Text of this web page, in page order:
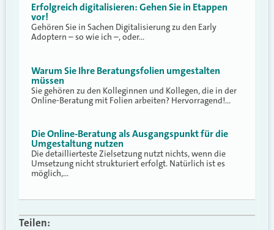
Erfolgreich digitalisieren: Gehen Sie in Etappen
vor!
Gehören Sie in Sachen Digitalisierung zu den Early
Adoptern – so wie ich –, oder…
Warum Sie Ihre Beratungsfolien umgestalten
müssen
Sie gehören zu den Kolleginnen und Kollegen, die in der
Online-Beratung mit Folien arbeiten? Hervorragend!…
Die Online-Beratung als Ausgangspunkt für die
Umgestaltung nutzen
Die detaillierteste Zielsetzung nutzt nichts, wenn die
Umsetzung nicht strukturiert erfolgt. Natürlich ist es
möglich,…
Teilen: